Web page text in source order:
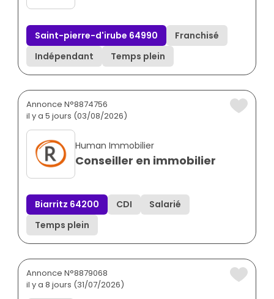
Saint-pierre-d'irube 64990
Franchisé
Indépendant
Temps plein
Annonce N°8874756
il y a 5 jours (03/08/2026)
Human Immobilier
Conseiller en immobilier
Biarritz 64200 CDI
Salarié
Temps plein
Annonce N°8879068
il y a 8 jours (31/07/2026)